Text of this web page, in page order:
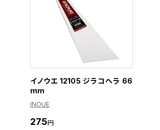
イノウエ 12105 ジラコヘラ 66
mm
INOUE
275円